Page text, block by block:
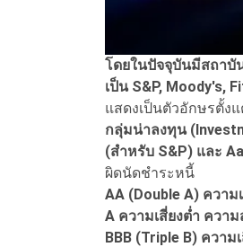
โดยในปัจจุบันมีสถาบั
เป็น S&P, Moody's,
แสดงเป็นตัวอักษรตั้ง
กลุ่มน่าลงทุน
(สำหรับ S&P) และ
ผิดนัดชำระหนี้
AA (Double A) ควา
A ความเสี่ยงต่ำ ควา
BBB (Triple B) ควา